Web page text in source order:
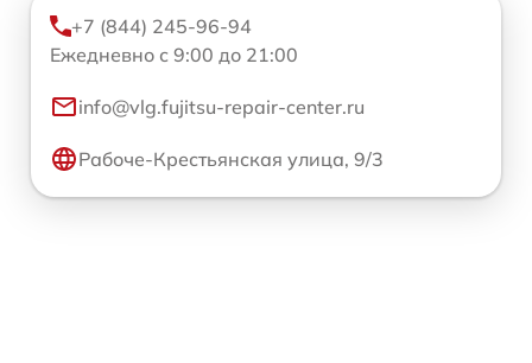
+7 (844) 245-96-94
Ежедневно с 9:00 до 21:00
info@vlg.fujitsu-repair-center.ru
Рабоче-Крестьянская улица, 9/3